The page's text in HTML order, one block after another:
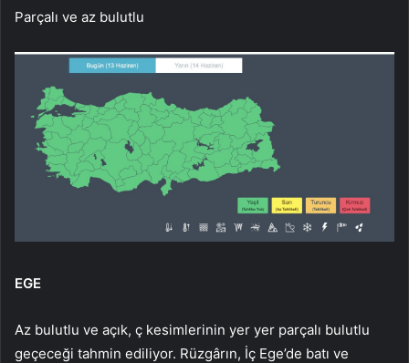
Parçalı ve az bulutlu
EGE
Az bulutlu ve açık, ç kesimlerinin yer yer parçalı bulutlu
geçeceği tahmin ediliyor. Rüzgârın, İç Ege’de batı ve